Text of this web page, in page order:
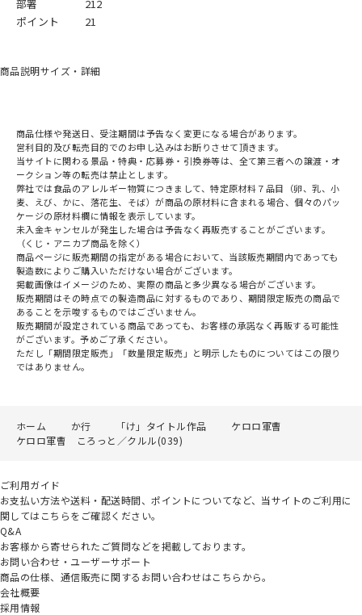
部署
212
ポイント
21
商品説明サイズ・詳細
商品仕様や発送日、受注期間は予告なく変更になる場合があります。
営利目的及び転売目的でのお申し込みはお断りさせて頂きます。
当サイトに関わる景品・特典・応募券・引換券等は、全て第三者への譲渡・オ
ークション等の転売は禁止とします。
弊社では食品のアレルギー物質につきまして、特定原材料７品目（卵、乳、小
麦、えび、かに、落花生、そば）が商品の原材料に含まれる場合、個々のパッ
ケージの原材料欄に情報を表示しています。
未入金キャンセルが発生した場合は予告なく再販売することがございます。
（くじ・アニカプ商品を除く）
商品ページに販売期間の指定がある場合において、当該販売期間内であっても
製造数によりご購入いただけない場合がございます。
掲載画像はイメージのため、実際の商品と多少異なる場合がございます。
販売期間はその時点での製造商品に対するものであり、期間限定販売の商品で
あることを示唆するものではございません。
販売期間が設定されている商品であっても、お客様の承諾なく再販する可能性
がございます。予めご了承ください。
ただし「期間限定販売」「数量限定販売」と明示したものについてはこの限り
ではありません。
ホーム か行 「け」タイトル作品
ケロロ軍曹
ケロロ軍曹 ころっと／クルル(039)
ご利用ガイド
お支払い方法や送料・配送時間、ポイントについてなど、当サイトのご利用に
関してはこちらをご確認ください。
Q&A
お客様から寄せられたご質問などを掲載しております。
お問い合わせ・ユーザーサポート
商品の仕様、通信販売に関するお問い合わせはこちらから。
会社概要
採用情報